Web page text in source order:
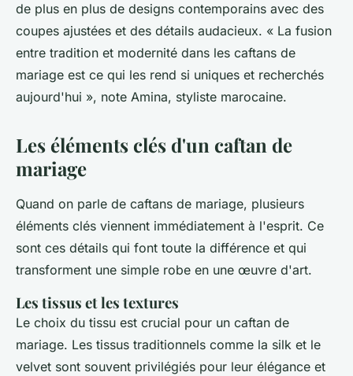
de plus en plus de designs contemporains avec des
coupes ajustées et des détails audacieux. « La fusion
entre tradition et modernité dans les caftans de
mariage est ce qui les rend si uniques et recherchés
aujourd'hui », note Amina, styliste marocaine.
Les éléments clés d'un caftan de
mariage
Quand on parle de caftans de mariage, plusieurs
éléments clés viennent immédiatement à l'esprit. Ce
sont ces détails qui font toute la différence et qui
transforment une simple robe en une œuvre d'art.
Les tissus et les textures
Le choix du tissu est crucial pour un caftan de
mariage. Les tissus traditionnels comme la silk et le
velvet sont souvent privilégiés pour leur élégance et